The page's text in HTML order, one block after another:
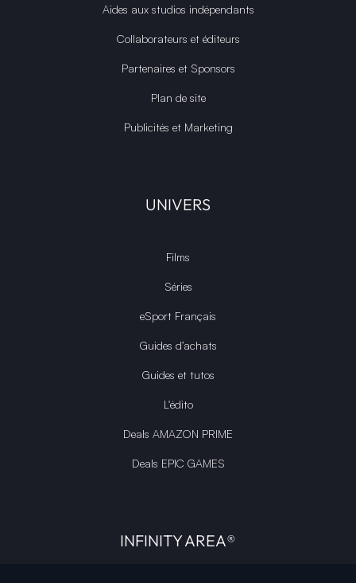
Aides aux studios indépendants
Collaborateurs et éditeurs
Partenaires et Sponsors
Plan de site
Publicités et Marketing
UNIVERS
Films
Séries
eSport Français
Guides d’achats
Guides et tutos
L'édito
Deals AMAZON PRIME
Deals EPIC GAMES
INFINITY AREA®